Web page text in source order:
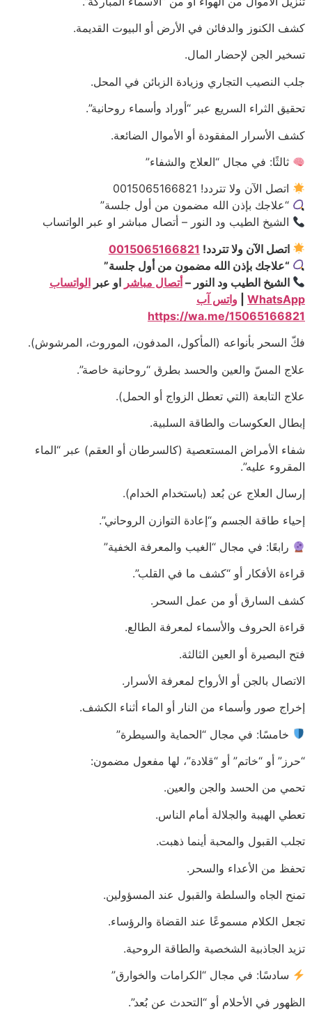
كشف الكنوز والدفائن في الأرض أو البيوت القديمة.
تسخير الجن لإحضار المال.
جلب النصيب التجاري وزيادة الزبائن في المحل.
تحقيق الثراء السريع عبر “أوراد وأسماء روحانية”.
كشف الأسرار المفقودة أو الأموال الضائعة.
ثالثًا: في مجال “العلاج والشفاء”
اتصل الآن ولا تتردد! 0015065166821
“علاجك بإذن الله مضمون من أول جلسة”
الشيخ الطيب ود النور – أتصال مباشر او عبر الواتساب
اتصل الآن ولا تتردد! 0015065166821
“علاجك بإذن الله مضمون من أول جلسة”
الشيخ الطيب ود النور –أتصال مباشر او عبرالواتساب
WhatsApp
واتس آب
https://wa.me/15065166821
فكّ السحر بأنواعه (المأكول، المدفون، الموروث، المرشوش).
علاج المسّ والعين والحسد بطرق “روحانية خاصة”.
علاج التابعة (التي تعطل الزواج أو الحمل).
إبطال العكوسات والطاقة السلبية.
شفاء الأمراض المستعصية (كالسرطان أو العقم) عبر “الماء
المقروء عليه”.
إرسال العلاج عن بُعد (باستخدام الخدام).
إحياء طاقة الجسم و“إعادة التوازن الروحاني”.
رابعًا: في مجال “الغيب والمعرفة الخفية”
قراءة الأفكار أو “كشف ما في القلب”.
كشف السارق أو من عمل السحر.
قراءة الحروف والأسماء لمعرفة الطالع.
فتح البصيرة أو العين الثالثة.
الاتصال بالجن أو الأرواح لمعرفة الأسرار.
إخراج صور وأسماء من النار أو الماء أثناء الكشف.
خامسًا: في مجال “الحماية والسيطرة”
“حرز” أو “خاتم” أو “قلادة”، لها مفعول مضمون:
تحمي من الحسد والجن والعين.
تعطي الهيبة والجلالة أمام الناس.
تجلب القبول والمحبة أينما ذهبت.
تحفظ من الأعداء والسحر.
تمنح الجاه والسلطة والقبول عند المسؤولين.
تجعل الكلام مسموعًا عند القضاة والرؤساء.
تزيد الجاذبية الشخصية والطاقة الروحية.
سادسًا: في مجال “الكرامات والخوارق”
الظهور في الأحلام أو “التحدث عن بُعد”.